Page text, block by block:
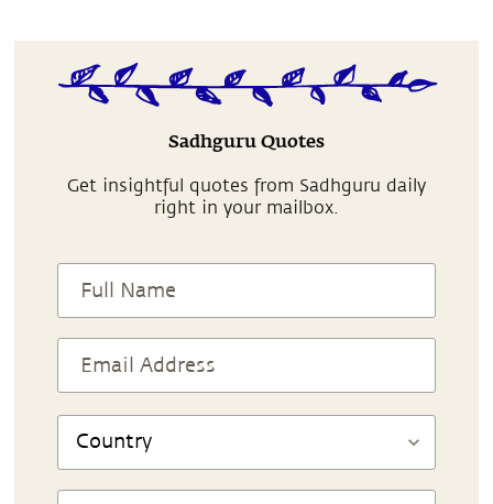
Sadhguru Quotes
Get insightful quotes from Sadhguru daily
right in your mailbox.